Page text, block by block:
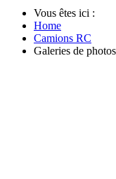
Vous êtes ici :
Home
Camions RC
Galeries de photos